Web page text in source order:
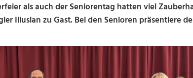
als auch der Seniorentag hatten viel
Illusian zu Gast. Bei den Senioren präsentiere